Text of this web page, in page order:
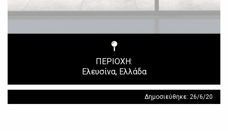
ΠΕΡΙΟΧΗ:
Ελευσίνα, Ελλάδα
Δημοσιεύθηκε: 26/6/20